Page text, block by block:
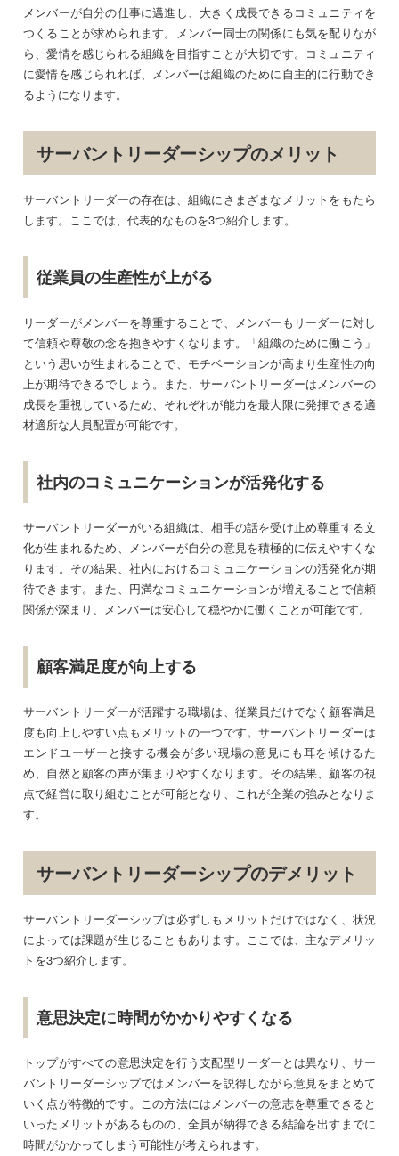
メンバーが自分の仕事に邁進し、大きく成長できるコミュニティを
つくることが求められます。メンバー同士の関係にも気を配りなが
ら、愛情を感じられる組織を目指すことが大切です。コミュニティ
に愛情を感じられれば、メンバーは組織のために自主的に行動でき
るようになります。
サーバントリーダーシップのメリット
サーバントリーダーの存在は、組織にさまざまなメリットをもたら
します。ここでは、代表的なものを3つ紹介します。
従業員の生産性が上がる
リーダーがメンバーを尊重することで、メンバーもリーダーに対し
て信頼や尊敬の念を抱きやすくなります。「組織のために働こう」
という思いが生まれることで、モチベーションが高まり生産性の向
上が期待できるでしょう。また、サーバントリーダーはメンバーの
成長を重視しているため、それぞれが能力を最大限に発揮できる適
材適所な人員配置が可能です。
社内のコミュニケーションが活発化する
サーバントリーダーがいる組織は、相手の話を受け止め尊重する文
化が生まれるため、メンバーが自分の意見を積極的に伝えやすくな
ります。その結果、社内におけるコミュニケーションの活発化が期
待できます。また、円満なコミュニケーションが増えることで信頼
関係が深まり、メンバーは安心して穏やかに働くことが可能です。
顧客満足度が向上する
サーバントリーダーが活躍する職場は、従業員だけでなく顧客満足
度も向上しやすい点もメリットの一つです。サーバントリーダーは
エンドユーザーと接する機会が多い現場の意見にも耳を傾けるた
め、自然と顧客の声が集まりやすくなります。その結果、顧客の視
点で経営に取り組むことが可能となり、これが企業の強みとなりま
す。
サーバントリーダーシップのデメリット
サーバントリーダーシップは必ずしもメリットだけではなく、状況
によっては課題が生じることもあります。ここでは、主なデメリッ
トを3つ紹介します。
意思決定に時間がかかりやすくなる
トップがすべての意思決定を行う支配型リーダーとは異なり、サー
バントリーダーシップではメンバーを説得しながら意見をまとめて
いく点が特徴的です。この方法にはメンバーの意志を尊重できると
いったメリットがあるものの、全員が納得できる結論を出すまでに
時間がかかってしまう可能性が考えられます。